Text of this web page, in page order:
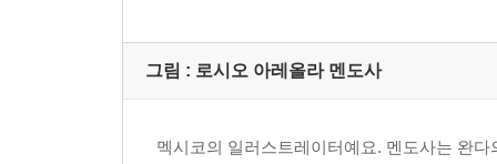
그림 : 로시오 아레올라 멘도사
멕시코의 일러스트레이터예요. 멘도사는 완